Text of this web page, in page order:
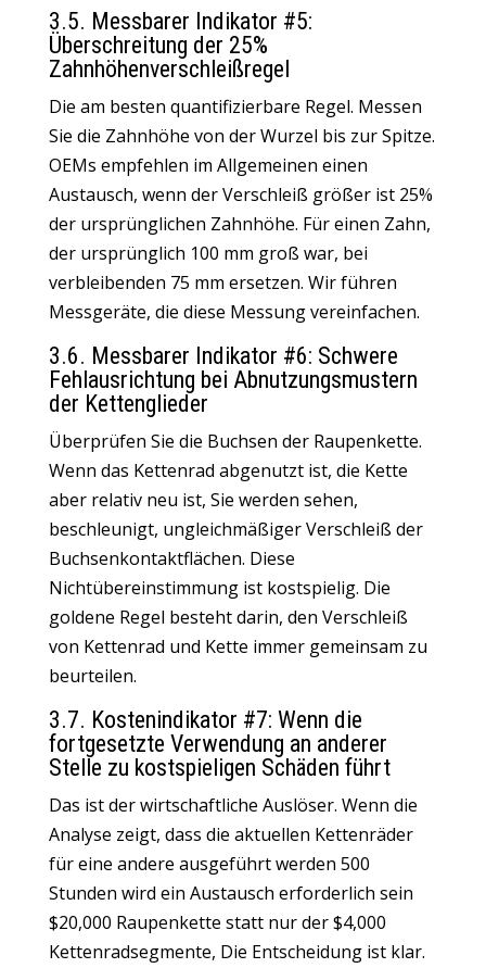
3.5. Messbarer Indikator #5:
Überschreitung der 25%
Zahnhöhenverschleißregel
Die am besten quantifizierbare Regel. Messen
Sie die Zahnhöhe von der Wurzel bis zur Spitze.
OEMs empfehlen im Allgemeinen einen
Austausch, wenn der Verschleiß größer ist 25%
der ursprünglichen Zahnhöhe. Für einen Zahn,
der ursprünglich 100 mm groß war, bei
verbleibenden 75 mm ersetzen. Wir führen
Messgeräte, die diese Messung vereinfachen.
3.6. Messbarer Indikator #6: Schwere
Fehlausrichtung bei Abnutzungsmustern
der Kettenglieder
Überprüfen Sie die Buchsen der Raupenkette.
Wenn das Kettenrad abgenutzt ist, die Kette
aber relativ neu ist, Sie werden sehen,
beschleunigt, ungleichmäßiger Verschleiß der
Buchsenkontaktflächen. Diese
Nichtübereinstimmung ist kostspielig. Die
goldene Regel besteht darin, den Verschleiß
von Kettenrad und Kette immer gemeinsam zu
beurteilen.
3.7. Kostenindikator #7: Wenn die
fortgesetzte Verwendung an anderer
Stelle zu kostspieligen Schäden führt
Das ist der wirtschaftliche Auslöser. Wenn die
Analyse zeigt, dass die aktuellen Kettenräder
für eine andere ausgeführt werden 500
Stunden wird ein Austausch erforderlich sein
$20,000 Raupenkette statt nur der $4,000
Kettenradsegmente, Die Entscheidung ist klar.